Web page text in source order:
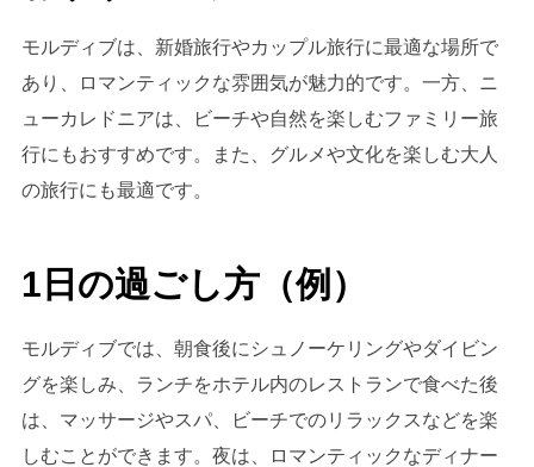
モルディブは、新婚旅行やカップル旅行に最適な場所で
あり、ロマンティックな雰囲気が魅力的です。一方、ニ
ューカレドニアは、ビーチや自然を楽しむファミリー旅
行にもおすすめです。また、グルメや文化を楽しむ大人
の旅行にも最適です。
1日の過ごし方（例）
モルディブでは、朝食後にシュノーケリングやダイビン
グを楽しみ、ランチをホテル内のレストランで食べた後
は、マッサージやスパ、ビーチでのリラックスなどを楽
しむことができます。夜は、ロマンティックなディナー